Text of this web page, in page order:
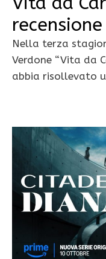
recensione
Nella terza
Verdone “Vita da
abbia risollevato